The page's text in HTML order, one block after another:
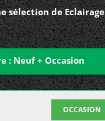
sélection de Eclairage
: Neuf + Occasion
OCCASION